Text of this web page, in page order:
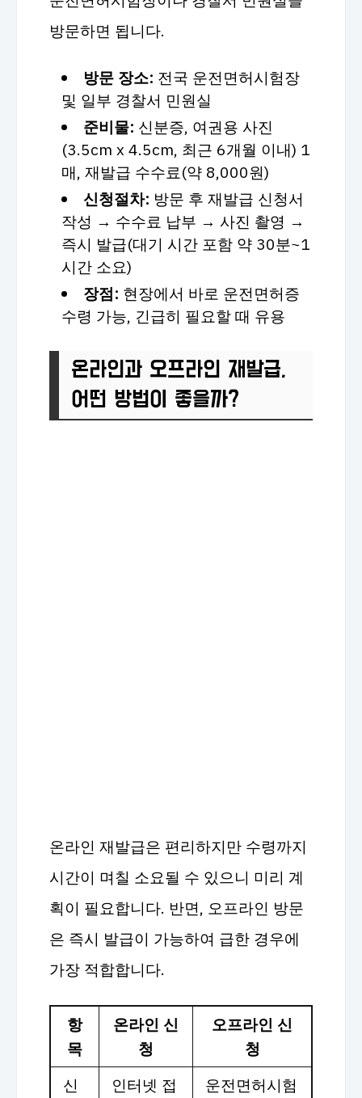
방문하면 됩니다.
방문 장소: 전국 운전면허시험장
및 일부 경찰서 민원실
준비물: 신분증, 여권용 사진
(3.5cm x 4.5cm, 최근 6개월 이내) 1
매, 재발급 수수료(약 8,000원)
신청절차: 방문 후 재발급 신청서
작성 → 수수료 납부 → 사진 촬영 →
즉시 발급(대기 시간 포함 약 30분~1
시간 소요)
장점: 현장에서 바로 운전면허증
수령 가능, 긴급히 필요할 때 유용
온라인과 오프라인 재발급,
어떤 방법이 좋을까?
온라인 재발급은 편리하지만 수령까지
시간이 며칠 소요될 수 있으니 미리 계
획이 필요합니다. 반면, 오프라인 방문
은 즉시 발급이 가능하여 급한 경우에
가장 적합합니다.
항
목
온라인 신
청
오프라인 신
청
신
인터넷 접
운전면허시험